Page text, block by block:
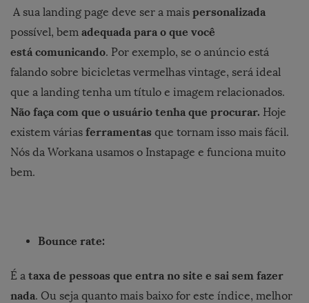
A sua landing page deve ser a mais personalizada
possível, bem adequada para o que você
está comunicando. Por exemplo, se o anúncio está
falando sobre bicicletas vermelhas vintage, será ideal
que a landing tenha um título e imagem relacionados.
Não faça com que o usuário tenha que procurar. Hoje
existem várias ferramentas que tornam isso mais fácil.
Nós da Workana usamos o Instapage e funciona muito
bem.
Bounce rate:
É a taxa de pessoas que entra no site e sai sem fazer
nada. Ou seja quanto mais baixo for este índice, melhor